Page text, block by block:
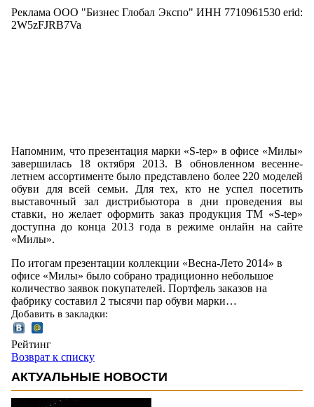
Реклама ООО "Бизнес Глобал Экспо" ИНН 7710961530 erid:
2W5zFJRB7Va
Напомним, что презентация марки «S-tep» в офисе «Милы»
завершилась 18 октября 2013. В обновленном весенне-
летнем ассортименте было представлено более 220 моделей
обуви для всей семьи. Для тех, кто не успел посетить
выставочный зал дистрибьютора в дни проведения вы
ставки, но желает оформить заказ продукция ТМ «S-tep»
доступна до конца 2013 года в режиме онлайн на сайте
«Милы».
По итогам презентации коллекции «Весна-Лето 2014» в
офисе «Милы» было собрано традиционно небольшое
количество заявок покупателей. Портфель заказов на
фабрику составил 2 тысячи пар обуви марки…
Добавить в закладки:
Рейтинг
Возврат к списку
АКТУАЛЬНЫЕ НОВОСТИ